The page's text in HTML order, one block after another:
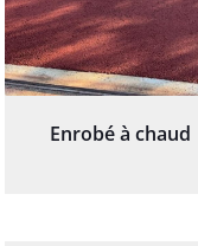
Enrobé à chaud